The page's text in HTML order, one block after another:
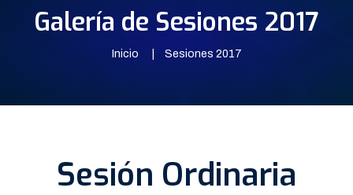
Galería de Sesiones 2017
Inicio Sesiones 2017
Sesión Ordinaria